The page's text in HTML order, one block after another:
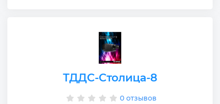
ТДДС-Столица-8
0 отзывов